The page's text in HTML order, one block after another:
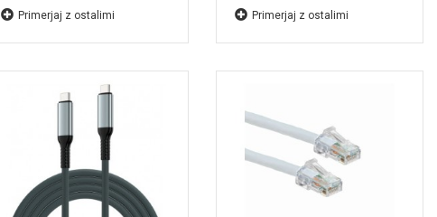
Primerjaj z ostalimi Primerjaj z ostalimi